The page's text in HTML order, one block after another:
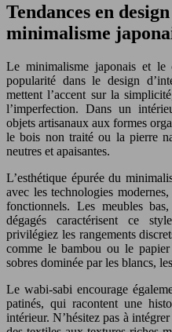
Tendances en
minimalisme
Le minimalisme japonais et le
popularité dans le design
mettent l’accent sur la
l’imperfection. Dans un
objets artisanaux aux formes
le bois non traité ou la pierre
neutres et apaisantes.
L’esthétique épurée du
avec les technologies
fonctionnels. Les meubles
dégagés caractérisent ce
privilégiez les rangements
comme le bambou ou le
sobres dominée par les blancs,
Le wabi-sabi encourage
patinés, qui racontent une
intérieur. N’hésitez pas à